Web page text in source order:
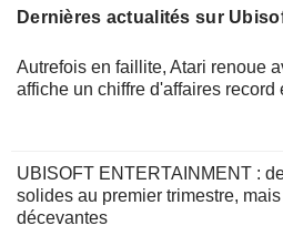
Dernières actualités sur
Autrefois en faillite, Atari renoue
affiche un chiffre d'affaires record
UBISOFT ENTERTAINMENT :
solides au premier trimestre,
décevantes